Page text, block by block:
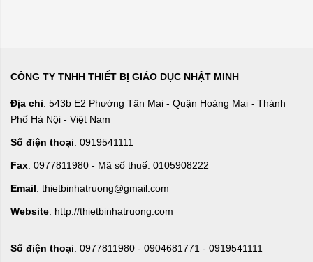
CÔNG TY TNHH THIẾT BỊ GIÁO DỤC NHẬT MINH
Địa chỉ: 543b E2 Phường Tân Mai - Quận Hoàng Mai - Thành
Phố Hà Nội - Việt Nam
Số điện thoại: 0919541111
Fax: 0977811980 - Mã số thuế: 0105908222
Email: thietbinhatruong@gmail.com
Website: http://thietbinhatruong.com
Số điện thoại: 0977811980 - 0904681771 - 0919541111